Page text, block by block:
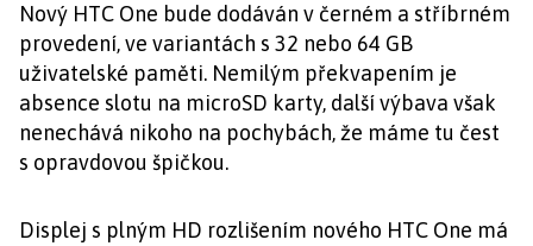
Nový HTC One bude dodáván v černém a stříbrném
provedení, ve variantách s 32 nebo 64 GB
uživatelské paměti. Nemilým překvapením je
absence slotu na microSD karty, další výbava však
nenechává nikoho na pochybách, že máme tu čest
s opravdovou špičkou.
Displej s plným HD rozlišením nového HTC One má